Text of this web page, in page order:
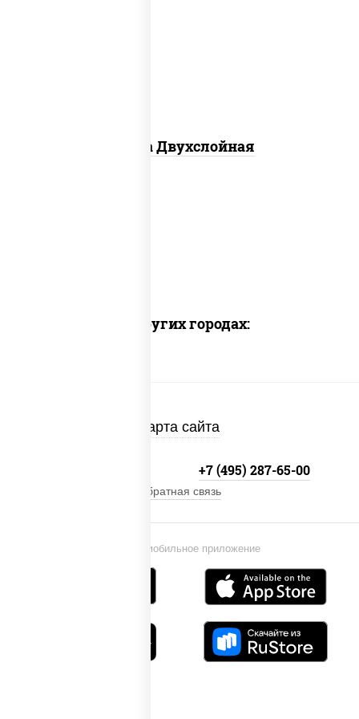
Пицца Двухслойная
Доставка в других городах:
Карта сайта
Установи мобильное приложение
+7 (495) 287-65-00
Обратная связь